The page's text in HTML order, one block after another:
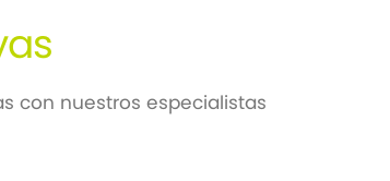
con nuestros especialistas